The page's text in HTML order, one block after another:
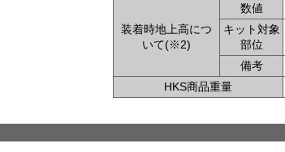
装着時地上高につ
いて(※2)
数値
キット対象
部位
備考
HKS商品重量